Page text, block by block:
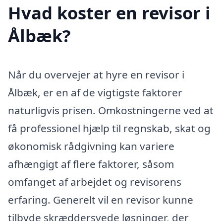
Hvad koster en revisor i
Ålbæk?
Når du overvejer at hyre en revisor i
Ålbæk, er en af de vigtigste faktorer
naturligvis prisen. Omkostningerne ved at
få professionel hjælp til regnskab, skat og
økonomisk rådgivning kan variere
afhængigt af flere faktorer, såsom
omfanget af arbejdet og revisorens
erfaring. Generelt vil en revisor kunne
tilbyde skræddersyede løsninger, der